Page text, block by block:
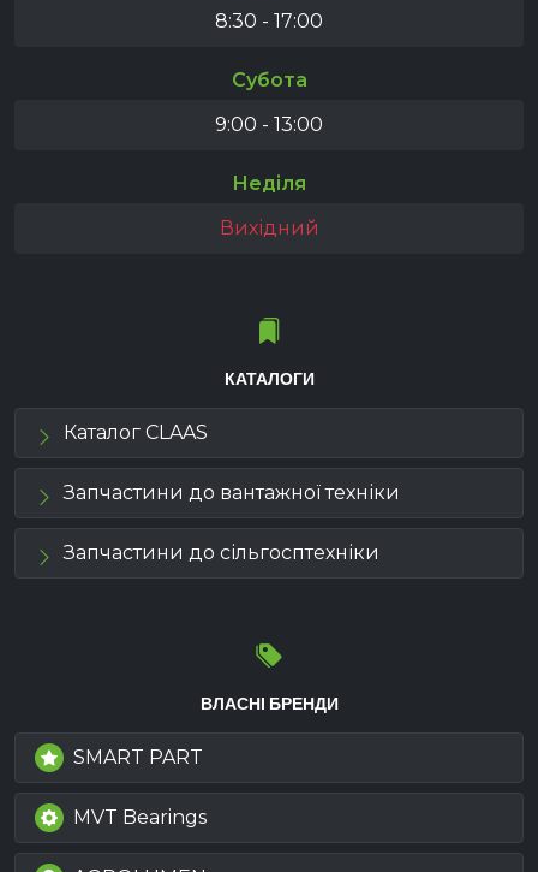
8:30 - 17:00
Субота
9:00 - 13:00
Неділя
Вихідний
КАТАЛОГИ
Каталог CLAAS
Запчастини до вантажної техніки
Запчастини до сільгосптехніки
ВЛАСНІ БРЕНДИ
SMART PART
MVT Bearings